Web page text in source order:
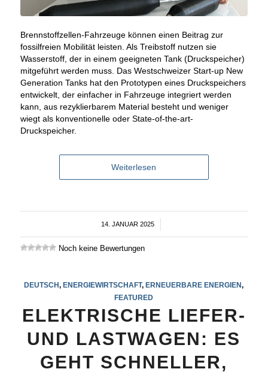
Brennstoffzellen-Fahrzeuge können einen Beitrag zur
fossilfreien Mobilität leisten. Als Treibstoff nutzen sie
Wasserstoff, der in einem geeigneten Tank (Druckspeicher)
mitgeführt werden muss. Das Westschweizer Start-up New
Generation Tanks hat den Prototypen eines Druckspeichers
entwickelt, der einfacher in Fahrzeuge integriert werden
kann, aus rezyklierbarem Material besteht und weniger
wiegt als konventionelle oder State-of-the-art-
Druckspeicher.
Weiterlesen
14. JANUAR 2025
/
Noch keine Bewertungen
DEUTSCH, ENERGIEWIRTSCHAFT, ERNEUERBARE ENERGIEN,
FEATURED
ELEKTRISCHE LIEFER-
UND LASTWAGEN: ES
GEHT SCHNELLER,